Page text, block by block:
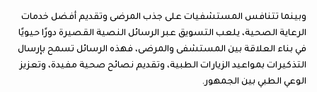
وبينما تتنافس المستشفيات على جذب المرضى وتقديم أفضل خدمات
الرعاية الصحية، يلعب التسويق عبر الرسائل النصية القصيرة دورًا حيويًا
في بناء العلاقة بين المستشفى والمرضى، فهذه الرسائل تسمح بإرسال
التذكيرات بمواعيد الزيارات الطبية، وتقديم نصائح صحية مفيدة، وتعزيز
الوعي الطبي بين الجمهور.